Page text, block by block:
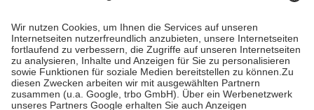
höchstens zehn Euro.
Es sind jedoch nie mehr als die tatsächlichen
Kosten der Leistung zu entrichten.
Diese Regeln gelten grundsätzlich auch für Online-Apotheken.
Bei Heilmitteln und häuslicher Krankenpflege beträgt die
Zuzahlung zehn Prozent der Kosten sowie zehn Euro je
Verordnung.